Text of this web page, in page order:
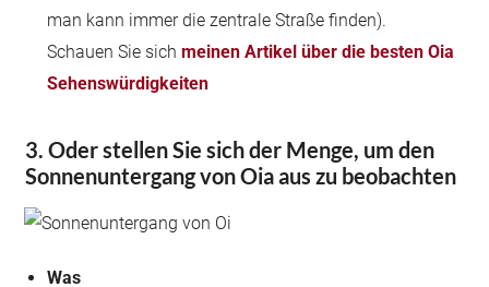
man kann immer die zentrale Straße finden).
Schauen Sie sichmeinen Artikel über die besten Oia
Sehenswürdigkeiten
3. Oder stellen Sie sich der Menge, um den
Sonnenuntergang von Oia aus zu beobachten
Was